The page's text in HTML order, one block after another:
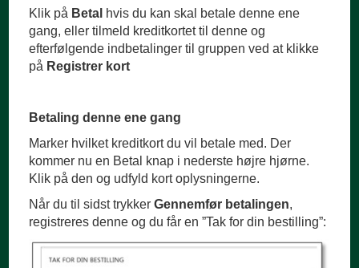
Klik på Betal hvis du kan skal betale denne ene
gang, eller tilmeld kreditkortet til denne og
efterfølgende indbetalinger til gruppen ved at klikke
på Registrer kort
Betaling denne ene gang
Marker hvilket kreditkort du vil betale med. Der
kommer nu en Betal knap i nederste højre hjørne.
Klik på den og udfyld kort oplysningerne.
Når du til sidst trykkerGennemfør betalingen,
registreres denne og du får en ”Tak for din bestilling”: